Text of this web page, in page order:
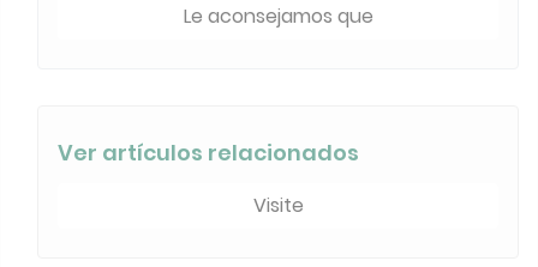
Le aconsejamos que
Ver artículos relacionados
Visite